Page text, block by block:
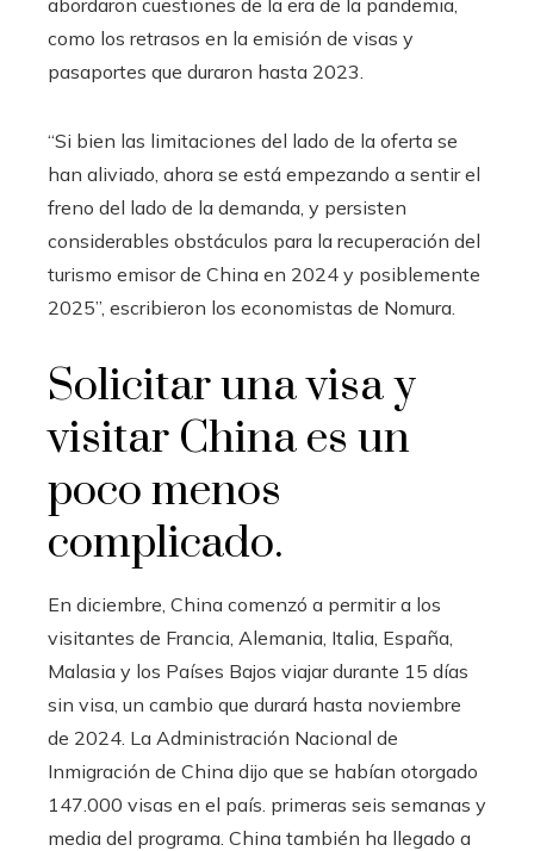
como los retrasos en la emisión de visas y
pasaportes que duraron hasta 2023.
“Si bien las limitaciones del lado de la oferta se
han aliviado, ahora se está empezando a sentir el
freno del lado de la demanda, y persisten
considerables obstáculos para la recuperación del
turismo emisor de China en 2024 y posiblemente
2025”, escribieron los economistas de Nomura.
Solicitar una visa y
visitar China es un
poco menos
complicado.
En diciembre, China comenzó a permitir a los
visitantes de Francia, Alemania, Italia, España,
Malasia y los Países Bajos viajar durante 15 días
sin visa, un cambio que durará hasta noviembre
de 2024. La Administración Nacional de
Inmigración de China dijo que se habían otorgado
147.000 visas en el país. primeras seis semanas y
media del programa. China también ha llegado a